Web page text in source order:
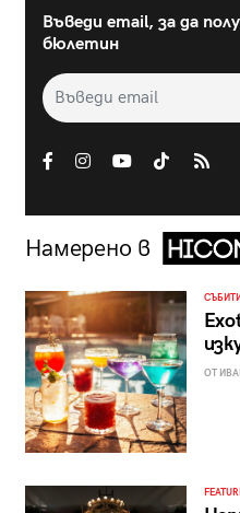
Въведи email, за да
бюлетин
Намерено в
ОТ